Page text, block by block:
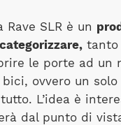
Rave SLR è un
tanto
le porte ad un
ovvero un solo
L’idea è
dal punto di